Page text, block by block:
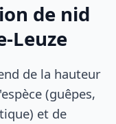
de nid
Leuze
de la hauteur
(guêpes,
et de